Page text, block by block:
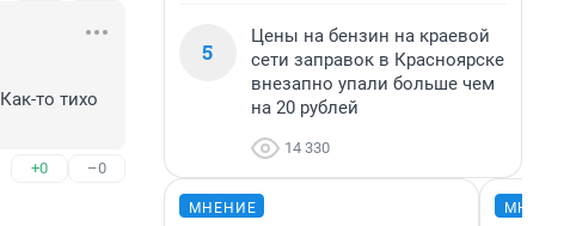
то тихо
+0 –0
5
Цены на бензин на краевой
сети заправок в Красноярске
внезапно упали больше чем
на 20 рублей
14 330
МНЕНИЕ